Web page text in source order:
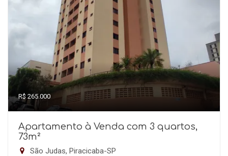
R$ 265.000
Apartamento à Venda com 3 quartos,
73m²
São Judas, Piracicaba-SP